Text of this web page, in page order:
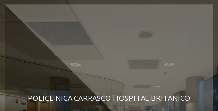
POLICLINICA CARRASCO HOSPITAL BRITANICO